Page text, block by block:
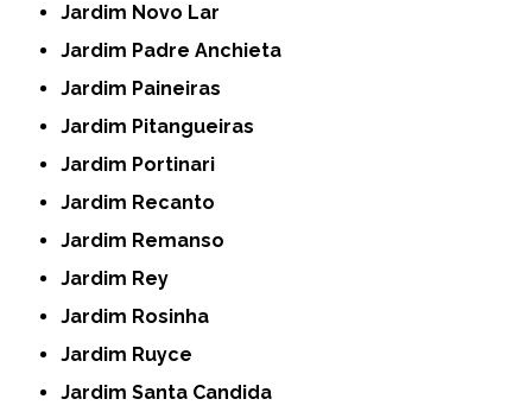
Jardim Novo Lar
Jardim Padre Anchieta
Jardim Paineiras
Jardim Pitangueiras
Jardim Portinari
Jardim Recanto
Jardim Remanso
Jardim Rey
Jardim Rosinha
Jardim Ruyce
Jardim Santa Candida